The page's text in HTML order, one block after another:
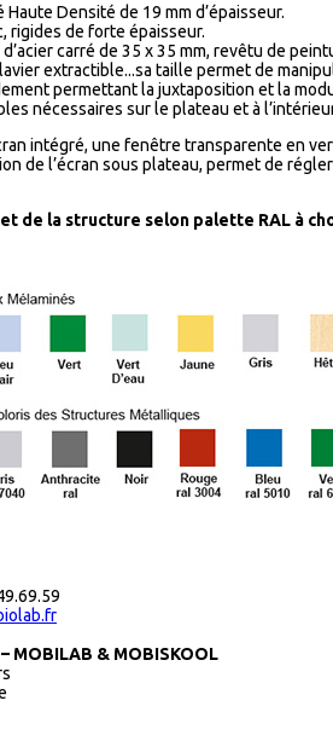
Densité de 19 mm d’épaisseur.
rigides de forte épaisseur.
carré de 35 x 35 mm, revêtu de
extractible...sa taille permet de
permettant la juxtaposition et la
nécessaires sur le plateau et à
intégré, une fenêtre transparente en
de l’écran sous plateau, permet de
de la structure selon palette RAL à
MOBILAB & MOBISKOOL